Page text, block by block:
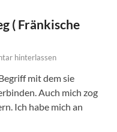
( Fränkische
hinterlassen
mit dem sie
Auch mich zog
Ich habe mich an